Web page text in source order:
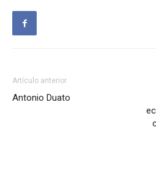
Artículo anterior
Antonio Duato